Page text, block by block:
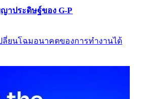
าประดิษฐ์ของ G-P​​
ยนโฉมอนาคตของการทำงานได้